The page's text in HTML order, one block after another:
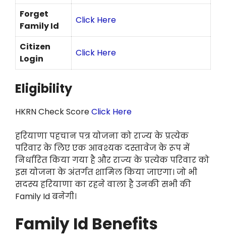
Forget
Family Id
Click Here
Citizen
Login
Click Here
Eligibility
HKRN Check ScoreClick Here
हरियाणा पहचान पत्र योजना को राज्य के प्रत्येक
परिवार के लिए एक आवश्यक दस्तावेज के रूप में
निर्धारित किया गया है और राज्य के प्रत्येक परिवार को
इस योजना के अंतर्गत शामिल किया जाएगा। जो भी
सदस्य हरियाणा का रहने वाला है उनकी सभी की
Family Id बनेगी।
Family Id Benefits